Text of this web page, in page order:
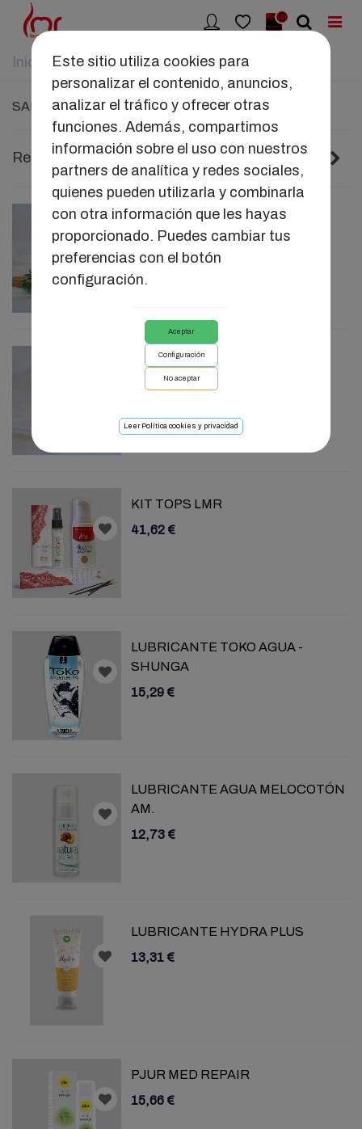
Este sitio utiliza cookies para
personalizar el contenido, anuncios,
analizar el tráfico y ofrecer otras
funciones. Además, compartimos
información sobre el uso con nuestros
partners de analítica y redes sociales,
quienes pueden utilizarla y combinarla
con otra información que les hayas
proporcionado. Puedes cambiar tus
preferencias con el botón
configuración.
Aceptar
Configuración
No aceptar
Leer Política cookies y privacidad
0
Inicio > SEDUCCIÓN > Salud
SALUD
Relevancia 1/2
INTIM OIL LMR
18,18 €
VOLARÉ STIMUL LMR
18,18 €
KIT TOPS LMR
41,62 €
LUBRICANTE TOKO AGUA -
SHUNGA
15,29 €
LUBRICANTE AGUA MELOCOTÓN
AM.
12,73 €
LUBRICANTE HYDRA PLUS
13,31 €
PJUR MED REPAIR
15,66 €